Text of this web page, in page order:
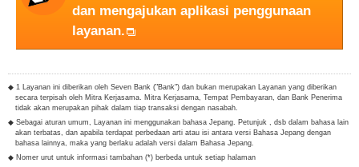
dan mengajukan aplikasi penggunaan
layanan.
◆ 1 Layanan ini diberikan oleh Seven Bank ("Bank") dan bukan merupakan Layanan yang diberikan
secara terpisah oleh Mitra Kerjasama. Mitra Kerjasama, Tempat Pembayaran, dan Bank Penerima
tidak akan merupakan pihak dalam tiap transaksi dengan nasabah.
◆ Sebagai aturan umum, Layanan ini menggunakan bahasa Jepang. Petunjuk , dsb dalam bahasa lain
akan terbatas, dan apabila terdapat perbedaan arti atau isi antara versi Bahasa Jepang dengan
bahasa lainnya, maka yang berlaku adalah versi dalam Bahasa Jepang.
◆ Nomer urut untuk informasi tambahan (*) berbeda untuk setiap halaman